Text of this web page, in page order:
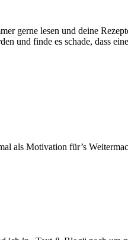
gerne lesen und deine
und finde es schade, dass
als Motivation für’s